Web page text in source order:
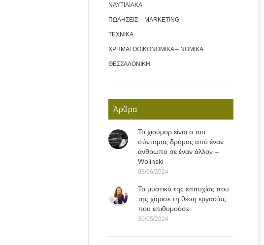
ΝΑΥΤΙΛΙΑΚΑ
ΠΩΛΗΣΕΙΣ – MARKETING
ΤΕΧΝΙΚΑ
ΧΡΗΜΑΤΟΟΙΚΟΝΟΜΙΚΑ – ΝΟΜΙΚΑ
ΘΕΣΣΑΛΟΝΙΚΗ
Άρθρα
Το χιούμορ είναι ο πιο
σύντομος δρόμος από έναν
άνθρωπο σε έναν άλλον –
Wolinski
03/06/2024
Το μυστικό της επιτυχίας που
της χάρισε τη θέση εργασίας
που επιθυμούσε
30/05/2024